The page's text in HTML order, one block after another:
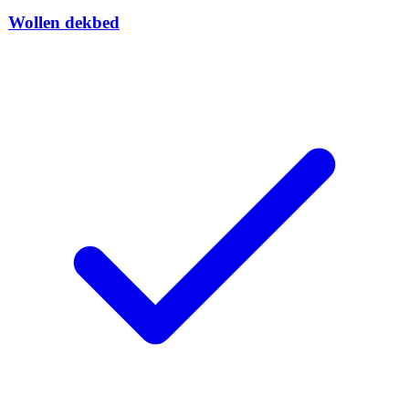
Wollen dekbed